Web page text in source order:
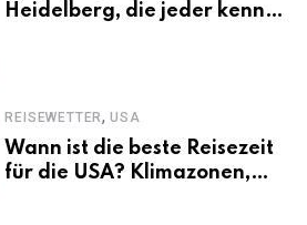
Heidelberg, die jeder kennen
REISEWETTER,USA
Wann ist die beste Reisezeit
für die USA? Klimazonen,